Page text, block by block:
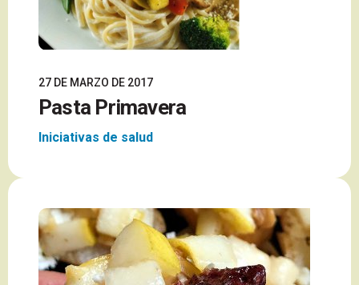
27 DE MARZO DE 2017
Pasta Primavera
Iniciativas de salud